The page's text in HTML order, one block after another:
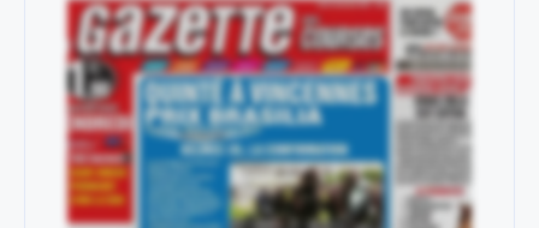
Half Half : Il finissait deuxième de cette épreuve il y
a trois
L’OUTSIDER • 20:30
Goldfield : L’été dernier, il prenait la quatrième place
d’un événement disputé
STOP INFO• 20:30